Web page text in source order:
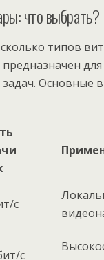
что выбрать?
типов
Основные
с
с